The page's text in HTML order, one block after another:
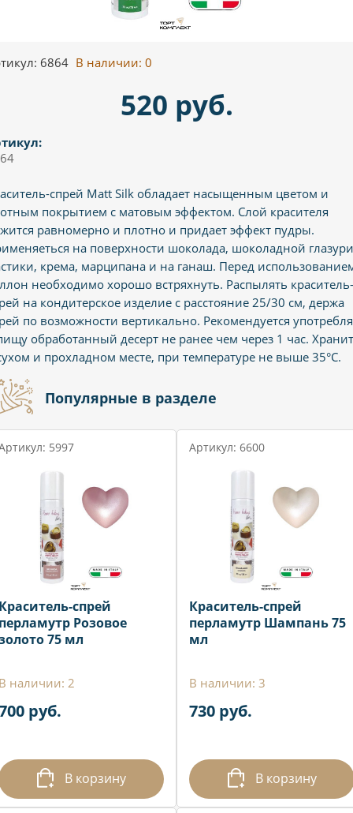
6864 В наличии: 0
520 руб.
спрей Matt Silk обладает насыщенным цветом и
покрытием с матовым эффектом. Слой красителя
равномерно и плотно и придает эффект пудры.
на поверхности шоколада, шоколадной
крема, марципана и на ганаш. Перед
необходимо хорошо встряхнуть. Распылять краситель-
на кондитерское изделие с расстояние 25/30 см, держа
по возможности вертикально. Рекомендуется
обработанный десерт не ранее чем через 1 час.
и прохладном месте, при температуре не выше 35°С.
Популярные в разделе
5997
спрей
Розовое
75 мл
наличии: 2
руб.
В корзину
Артикул: 6600
Краситель-спрей
перламутр Шампань 75
мл
В наличии: 3
730 руб.
В корзину